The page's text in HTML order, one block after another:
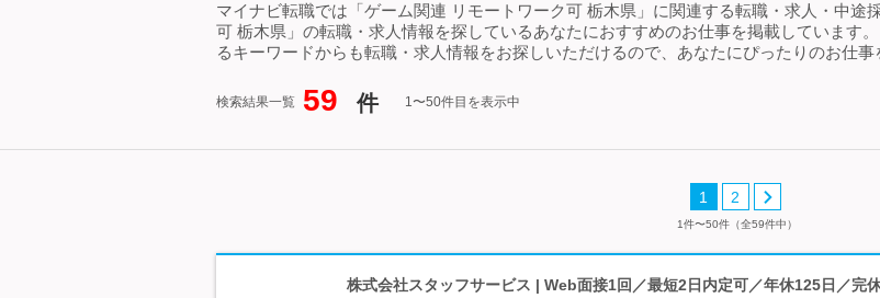
マイナビ転職では「ゲーム関連 リモートワーク可 栃木県」に関連する転職・求人・中途
可 栃木県」の転職・求人情報を探しているあなたにおすすめのお仕事を掲載しています
るキーワードからも転職・求人情報をお探しいただけるので、あなたにぴったりのお仕
検索結果一覧 59 件 1〜50件目を表示中
1 2
1件〜50件（全59件中）
株式会社スタッフサービス | Web面接1回／最短2日内定可／年休125日／完